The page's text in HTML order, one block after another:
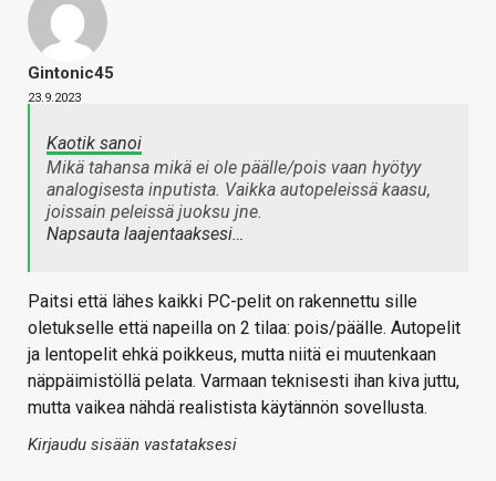
Gintonic45
23.9.2023
Kaotik sanoi
Mikä tahansa mikä ei ole päälle/pois vaan hyötyy
analogisesta inputista. Vaikka autopeleissä kaasu,
joissain peleissä juoksu jne.
Napsauta laajentaaksesi…
Paitsi että lähes kaikki PC-pelit on rakennettu sille
oletukselle että napeilla on 2 tilaa: pois/päälle. Autopelit
ja lentopelit ehkä poikkeus, mutta niitä ei muutenkaan
näppäimistöllä pelata. Varmaan teknisesti ihan kiva juttu,
mutta vaikea nähdä realistista käytännön sovellusta.
Kirjaudu sisään vastataksesi